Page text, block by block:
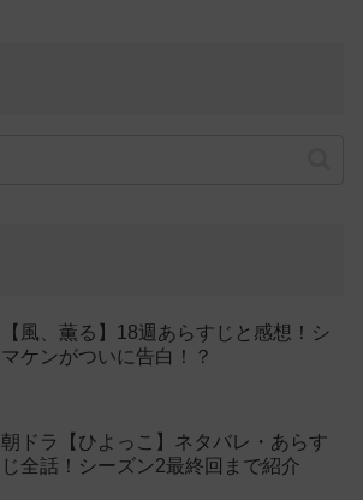
【風、薫る】18週あらすじと感想！シ
マケンがついに告白！？
朝ドラ【ひよっこ】ネタバレ・あらす
じ全話！シーズン2最終回まで紹介